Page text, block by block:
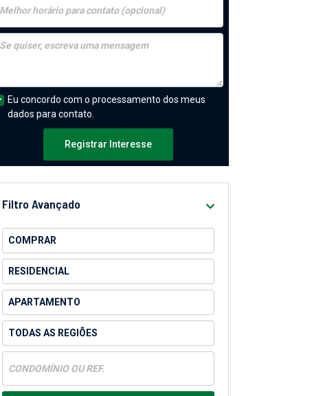
Eu concordo com o processamento dos meus
dados para contato.
Registrar Interesse
Filtro Avançado